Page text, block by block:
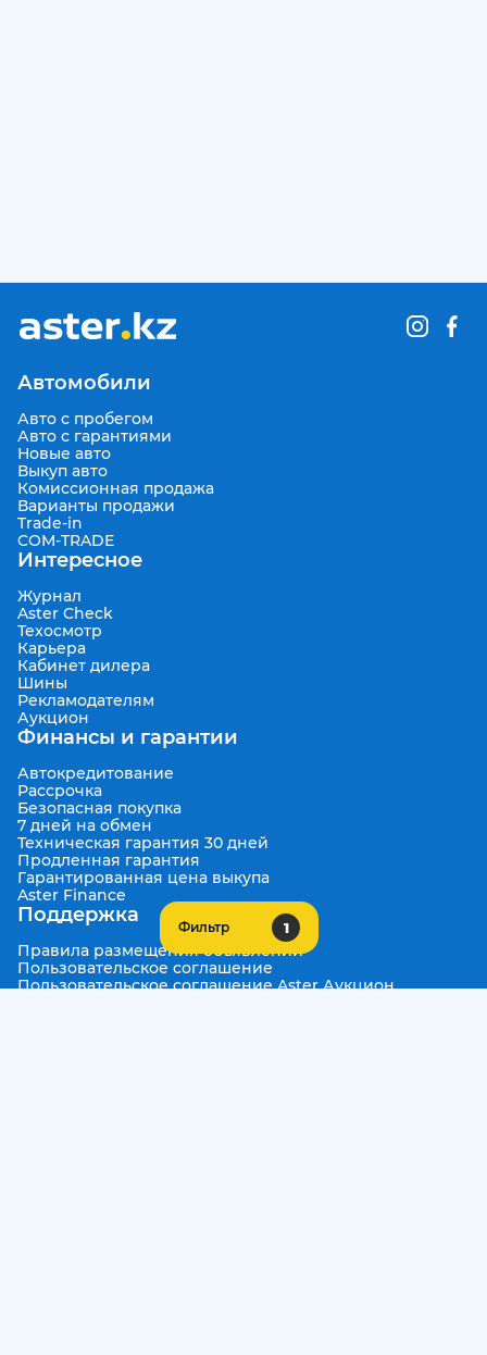
Фильтр 1
Автомобили
Авто с пробегом
Авто с гарантиями
Новые авто
Выкуп авто
Комиссионная продажа
Варианты продажи
Trade-in
COM-TRADE
Интересное
Журнал
Aster Check
Техосмотр
Карьера
Кабинет дилера
Шины
Рекламодателям
Аукцион
Финансы и гарантии
Автокредитование
Рассрочка
Безопасная покупка
7 дней на обмен
Техническая гарантия 30 дней
Продленная гарантия
Гарантированная цена выкупа
Aster Finance
Поддержка
Правила размещения объявлений
Пользовательское соглашение
Пользовательское соглашение Aster Аукцион